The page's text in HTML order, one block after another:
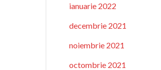
ianuarie 2022
decembrie 2021
noiembrie 2021
octombrie 2021